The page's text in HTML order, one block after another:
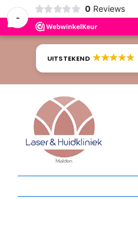
-
0 Reviews
UITSTEKEND